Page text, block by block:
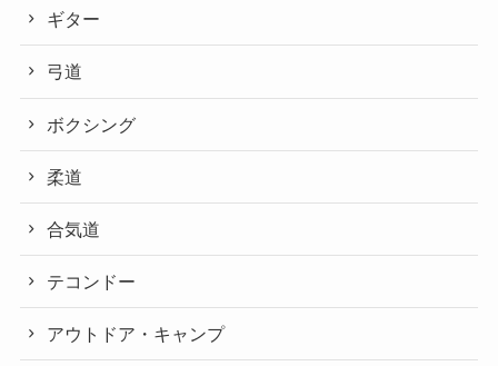
ギター
弓道
ボクシング
柔道
合気道
テコンドー
アウトドア・キャンプ